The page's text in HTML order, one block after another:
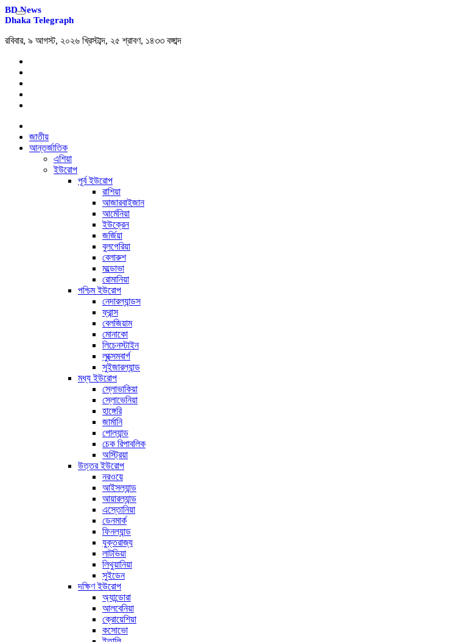
BD News
Dhaka Telegraph
রবিবার, ৯ আগস্ট, ২০২৬ খ্রিস্টাব্দ, ২৫ শ্রাবণ, ১৪৩৩ বঙ্গাব্দ
জাতীয়
আন্তর্জাতিক
এশিয়া
ইউরোপ
পূর্ব ইউরোপ
রাশিয়া
আজারবাইজান
আর্মেনিয়া
ইউক্রেন
জর্জিয়া
বুলগেরিয়া
বেলারুশ
মল্ডোভা
রোমানিয়া
পশ্চিম ইউরোপ
নেদারল্যান্ডস
ফ্রান্স
বেলজিয়াম
মোনাকো
লিচেনস্টাইন
লুক্সেমবার্গ
সুইজারল্যান্ড
মধ্য ইউরোপ
স্লোভাকিয়া
স্লোভেনিয়া
হাঙ্গেরি
জার্মানি
পোল্যান্ড
চেক রিপাবলিক
অস্ট্রিয়া
উত্তর ইউরোপ
নরওয়ে
আইসল্যান্ড
আয়ারল্যান্ড
এস্তোনিয়া
ডেনমার্ক
ফিনল্যান্ড
যুক্তরাজ্য
লাটভিয়া
লিথুয়ানিয়া
সুইডেন
দক্ষিণ ইউরোপ
অ্যান্ডোরা
আলবেনিয়া
ক্রোয়েশিয়া
কসোভো